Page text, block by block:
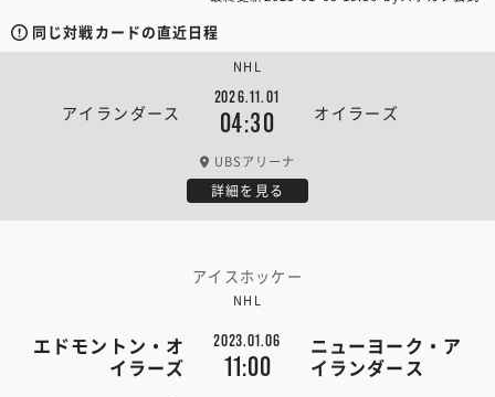
同じ対戦カードの直近日程
アイランダース
2026.11.01
04:30 オイラーズ
NHL
UBSアリーナ
詳細を見る
アイスホッケー
NHL
エドモントン・オ
イラーズ
2023.01.06
11:00
ニューヨーク・ア
イランダース